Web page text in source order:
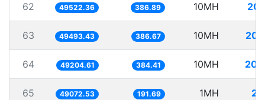
62 49522.36 386.89 10MH
63 49493.43 386.67 10MH
64 49204.61 384.41 10MH
65 49072.53 191.69 1MH